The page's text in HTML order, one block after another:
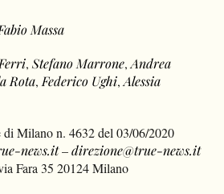
Massa
,Stefano Marrone,Andrea
Rota, Federico Ughi,Alessia
di Milano n. 4632 del 03/06/2020
news.it–direzione@true-news.it
Fara 35 20124 Milano